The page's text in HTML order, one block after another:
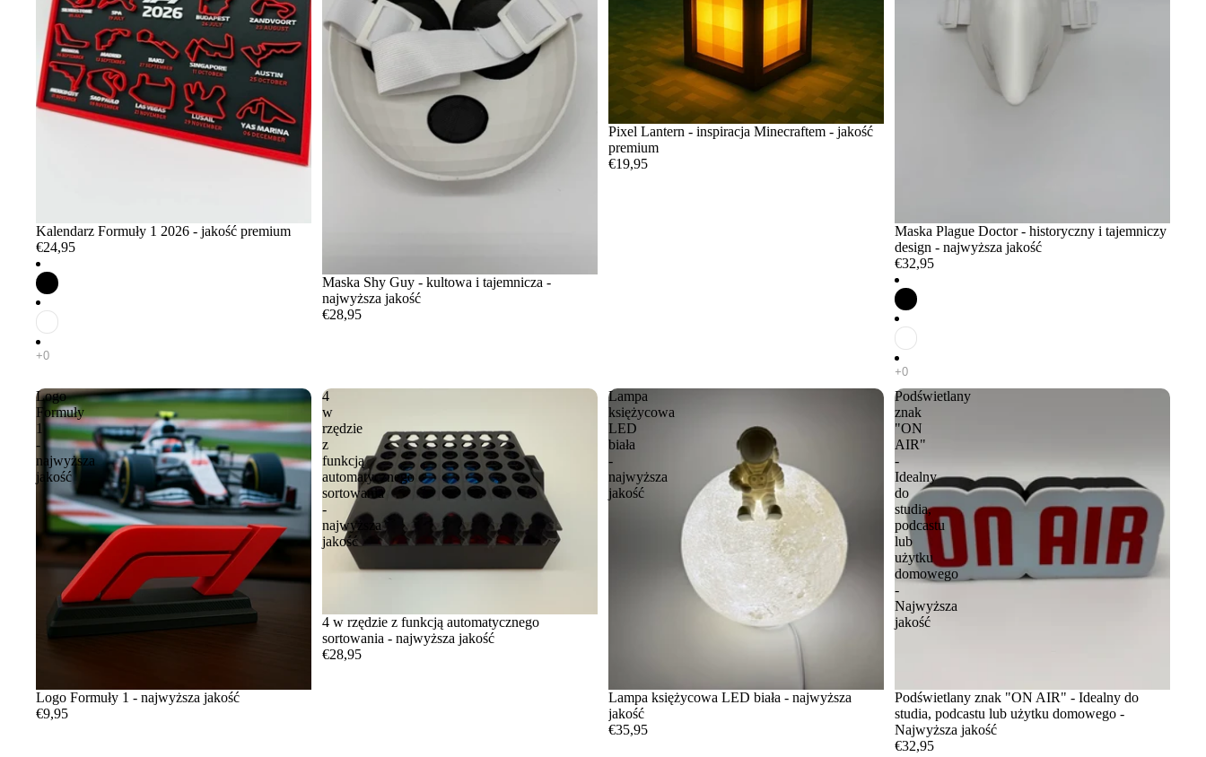
Kalendarz Formuły 1 2026 - jakość premium
€24,95
Maska Shy Guy - kultowa i tajemnicza -
najwyższa jakość
€28,95
Pixel Lantern - inspiracja Minecraftem - jakość
premium
€19,95
Maska Plague Doctor - historyczny i tajemniczy
design - najwyższa jakość
€32,95
Logo
Formuły
1
-
najwyższa
jakość
Logo Formuły 1 - najwyższa jakość
€9,95
4
w
rzędzie
z
funkcją
automatycznego
sortowania
-
najwyższa
jakość
4 w rzędzie z funkcją automatycznego
sortowania - najwyższa jakość
€28,95
Lampa
księżycowa
LED
biała
-
najwyższa
jakość
Lampa księżycowa LED biała - najwyższa
jakość
€35,95
Podświetlany
znak
"ON
AIR"
-
Idealny
do
studia,
podcastu
lub
użytku
domowego
-
Najwyższa
jakość
Podświetlany znak "ON AIR" - Idealny do
studia, podcastu lub użytku domowego -
Najwyższa jakość
€32,95